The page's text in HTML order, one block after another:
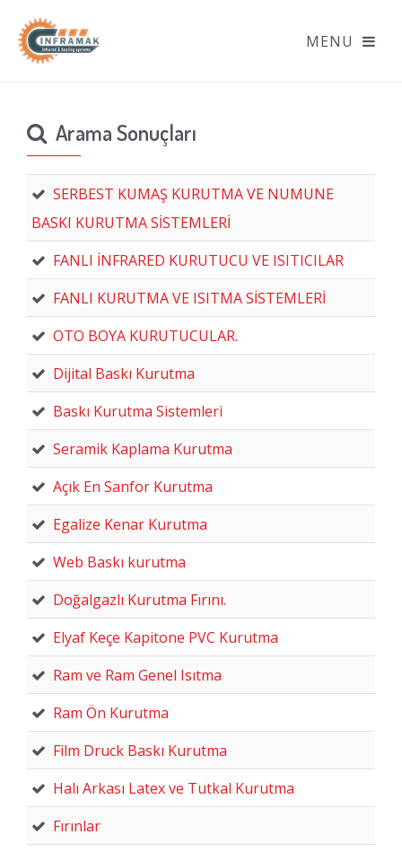
Arama Sonuçları
SERBEST KUMAŞ KURUTMA VE NUMUNE
BASKI KURUTMA SİSTEMLERİ
FANLI İNFRARED KURUTUCU VE ISITICILAR
FANLI KURUTMA VE ISITMA SİSTEMLERİ
OTO BOYA KURUTUCULAR.
Dijital Baskı Kurutma
Baskı Kurutma Sistemleri
Seramik Kaplama Kurutma
Açık En Sanfor Kurutma
Egalize Kenar Kurutma
Web Baskı kurutma
Doğalgazlı Kurutma Fırını.
Elyaf Keçe Kapitone PVC Kurutma
Ram ve Ram Genel Isıtma
Ram Ön Kurutma
Film Druck Baskı Kurutma
Halı Arkası Latex ve Tutkal Kurutma
Fırınlar